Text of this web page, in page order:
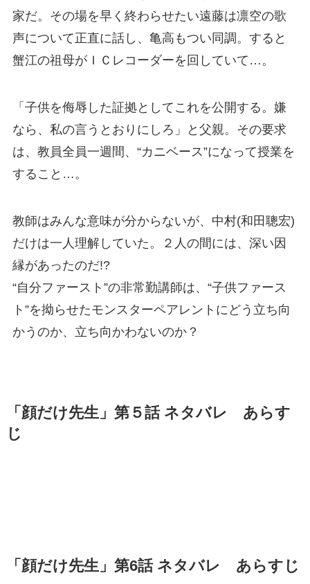
家だ。その場を早く終わらせたい遠藤は凛空の歌
声について正直に話し、亀高もつい同調。すると
蟹江の祖母がＩＣレコーダーを回していて…。
「子供を侮辱した証拠としてこれを公開する。嫌
なら、私の言うとおりにしろ」と父親。その要求
は、教員全員一週間、“カニベース”になって授業を
すること…。
教師はみんな意味が分からないが、中村(和田聰宏)
だけは一人理解していた。２人の間には、深い因
縁があったのだ!?
“自分ファースト”の非常勤講師は、“子供ファース
ト”を拗らせたモンスターペアレントにどう立ち向
かうのか、立ち向かわないのか？
「顔だけ先生」第５話 ネタバレ あらす
じ
「顔だけ先生」第6話 ネタバレ あらすじ